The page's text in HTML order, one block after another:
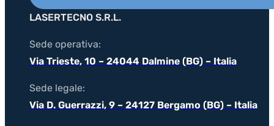
LASERTECNO S.R.L.
Sede operativa:
Via Trieste, 10 – 24044 Dalmine (BG) – Italia
Sede legale:
Via D. Guerrazzi, 9 – 24127 Bergamo (BG) – Italia